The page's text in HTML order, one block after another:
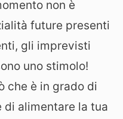
non è
future presenti
gli imprevisti
uno stimolo!
che è in grado di
alimentare la tua